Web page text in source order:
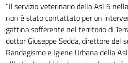
“Il servizio veterinario della Asl 5
non è stato contattato per un
gattina sofferente nel territorio di
dottor Giuseppe Sedda, direttore del
Randagismo e Igiene Urbana della